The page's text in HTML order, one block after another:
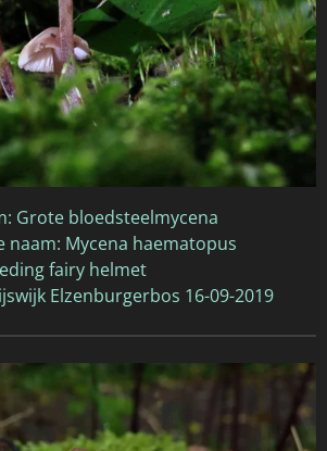
Grote bloedsteelmycena
naam: Mycena haematopus
fairy helmet
Elzenburgerbos 16-09-2019